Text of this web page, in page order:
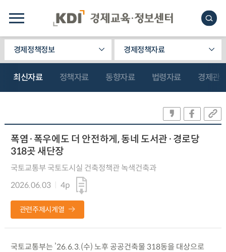
경제정책정보 경제정책자료
최신자료 정책자료 동향자료 법령자료 경제관
폭염·폭우에도 더 안전하게, 동네 도서관·경로당
318곳 새단장
국토교통부 국토도시실 건축정책관 녹색건축과
2026.06.03
4p
관련주제시계열
국토교통부는 ’26.6.3.(수) 노후 공공건축물 318동을 대상으로